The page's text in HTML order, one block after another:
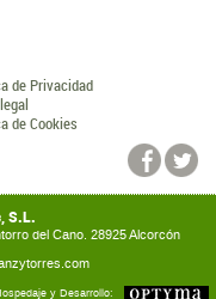
de Privacidad
de Cookies
S.L.
del Cano. 28925 Alcorcón
y Desarrollo: